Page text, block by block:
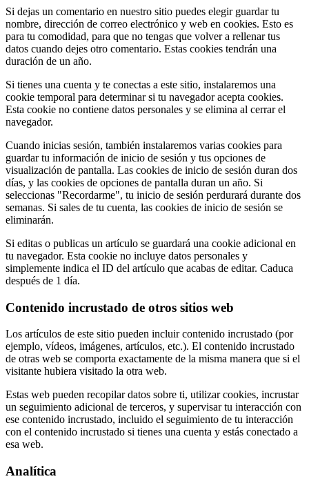
Si dejas un comentario en nuestro sitio puedes elegir guardar tu
nombre, dirección de correo electrónico y web en cookies. Esto es
para tu comodidad, para que no tengas que volver a rellenar tus
datos cuando dejes otro comentario. Estas cookies tendrán una
duración de un año.
Si tienes una cuenta y te conectas a este sitio, instalaremos una
cookie temporal para determinar si tu navegador acepta cookies.
Esta cookie no contiene datos personales y se elimina al cerrar el
navegador.
Cuando inicias sesión, también instalaremos varias cookies para
guardar tu información de inicio de sesión y tus opciones de
visualización de pantalla. Las cookies de inicio de sesión duran dos
días, y las cookies de opciones de pantalla duran un año. Si
seleccionas "Recordarme", tu inicio de sesión perdurará durante dos
semanas. Si sales de tu cuenta, las cookies de inicio de sesión se
eliminarán.
Si editas o publicas un artículo se guardará una cookie adicional en
tu navegador. Esta cookie no incluye datos personales y
simplemente indica el ID del artículo que acabas de editar. Caduca
después de 1 día.
Contenido incrustado de otros sitios web
Los artículos de este sitio pueden incluir contenido incrustado (por
ejemplo, vídeos, imágenes, artículos, etc.). El contenido incrustado
de otras web se comporta exactamente de la misma manera que si el
visitante hubiera visitado la otra web.
Estas web pueden recopilar datos sobre ti, utilizar cookies, incrustar
un seguimiento adicional de terceros, y supervisar tu interacción con
ese contenido incrustado, incluido el seguimiento de tu interacción
con el contenido incrustado si tienes una cuenta y estás conectado a
esa web.
Analítica